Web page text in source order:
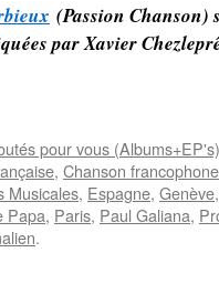
(Passion Chanson)
par Xavier
pour vous (Albums+EP's)
, Chanson francophone
Musicales, Espagne, Genève
Papa, Paris, Paul Galiana,
.